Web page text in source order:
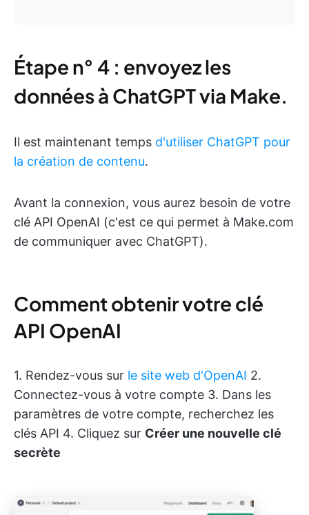
Étape n° 4 : envoyez les
données à ChatGPT via Make.
Il est maintenant temps d'utiliser ChatGPT pour
la création de contenu.
Avant la connexion, vous aurez besoin de votre
clé API OpenAI (c'est ce qui permet à Make.com
de communiquer avec ChatGPT).
Comment obtenir votre clé
API OpenAI
1. Rendez-vous sur le site web d'OpenAI 2.
Connectez-vous à votre compte 3. Dans les
paramètres de votre compte, recherchez les
clés API 4. Cliquez sur Créer une nouvelle clé
secrète